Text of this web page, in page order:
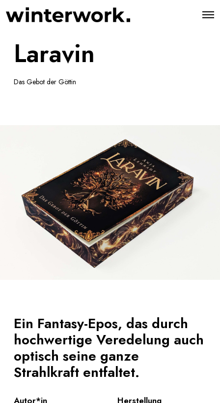
O
Laravin
Das Gebot der Göttin
Ein Fantasy-Epos, das durch
hochwertige Veredelung auch
optisch seine ganze
Strahlkraft entfaltet.
Autor*in Herstellung